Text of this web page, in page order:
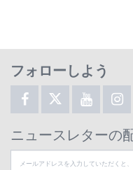
フォローしよう
ニュースレターの